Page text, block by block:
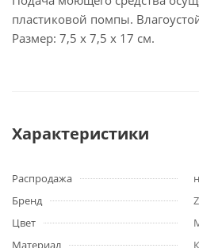
пластиковой помпы.
Размер: 7,5 х 7,5 х 17 см.
Характеристики
Распродажа
Бренд
Цвет
Материал